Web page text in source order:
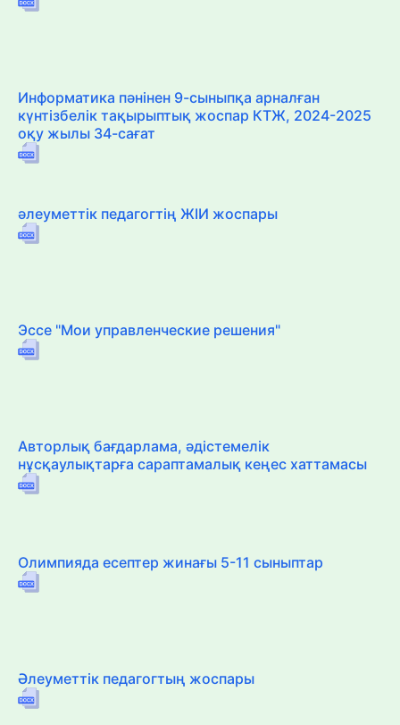
Информатика пәнінен 9-сыныпқа арналған
күнтізбелік тақырыптық жоспар КТЖ, 2024-2025
оқу жылы 34-сағат
әлеуметтік педагогтің ЖІИ жоспары
Эссе "Мои управленческие решения"
Авторлық бағдарлама, әдістемелік
нұсқаулықтарға сараптамалық кеңес хаттамасы
Олимпияда есептер жинағы 5-11 сыныптар
Әлеуметтік педагогтың жоспары